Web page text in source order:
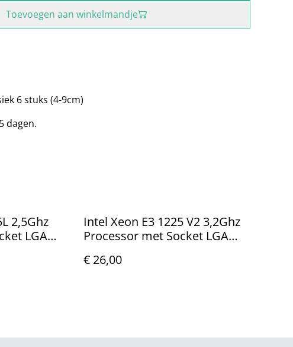
Toevoegen aan winkelmandje
6 stuks (4-9cm)
dagen.
2,5Ghz
LGA
Intel Xeon E3 1225 V2 3,2Ghz
Processor met Socket LGA
€ 26,00